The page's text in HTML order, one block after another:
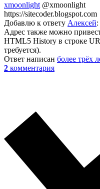
xmoonlight @xmoonlight
https://sitecoder.blogspot.com
Добавлю к ответу Алексей:
Адрес также можно
HTML5 History в строке
требуется).
Ответ написан более трёх
2 комментария